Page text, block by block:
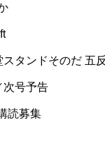
タンドそのだ 五
号予告
読募集